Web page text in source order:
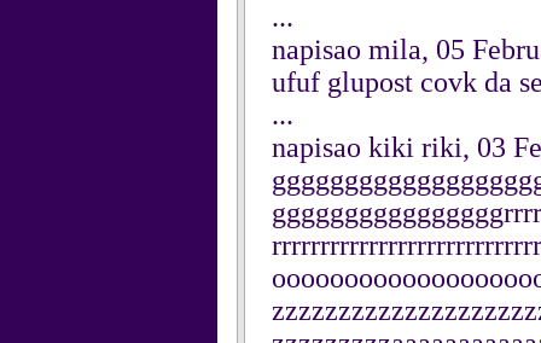
...
napisao mila, 05
ufuf glupost covk da
...
napisao kiki riki, 03